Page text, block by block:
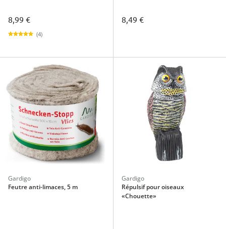
8,99 €
(4)
8,49 €
Gardigo
Feutre anti-limaces, 5 m
Gardigo
Répulsif pour oiseaux
«Chouette»